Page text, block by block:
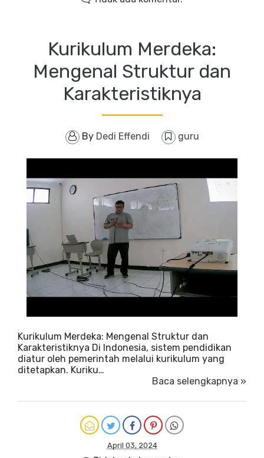
Kurikulum Merdeka:
Mengenal Struktur dan
Karakteristiknya
By Dedi Effendi guru
Kurikulum Merdeka: Mengenal Struktur dan
Karakteristiknya Di Indonesia, sistem pendidikan
diatur oleh pemerintah melalui kurikulum yang
ditetapkan. Kuriku…
Baca selengkapnya »
April 03, 2024